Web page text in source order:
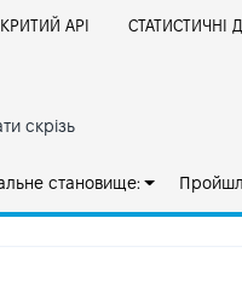
АРІ СТАТИСТИЧНІ
скрізь
становище: